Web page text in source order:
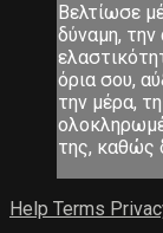
Βελτίωσε
δύναμη, την
όρια σου,
την μέρα,
της, καθώς
Help Terms